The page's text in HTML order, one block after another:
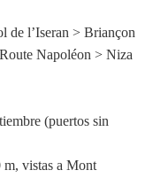
de l’Iseran > Briançon
Napoléon > Niza
(puertos sin
m, vistas a Mont